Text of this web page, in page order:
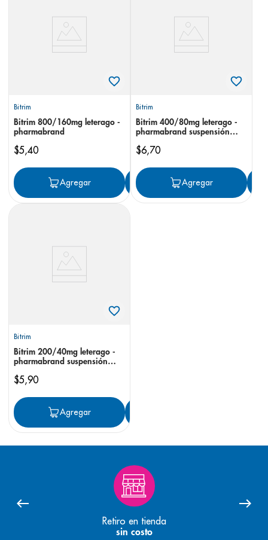
Bitrim
Bitrim 800/160mg leterago -
pharmabrand
$5,40
Agregar Agregar
Bitrim
Bitrim 400/80mg leterago -
pharmabrand suspensión
$6,70
Agregar
Bitrim
Bitrim 200/40mg leterago -
pharmabrand suspensión
$5,90
Agregar
Retiro en tienda
sin costo
pediasure
desodorante